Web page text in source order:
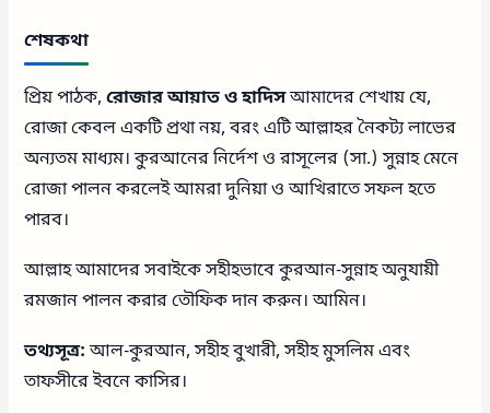
শেষকথা
প্রিয় পাঠক,রোজার আয়াত ও হাদিসআমাদের শেখায় যে,
রোজা কেবল একটি প্রথা নয়, বরং এটি আল্লাহর নৈকট্য লাভের
অন্যতম মাধ্যম। কুরআনের নির্দেশ ও রাসূলের (সা.) সুন্নাহ মেনে
রোজা পালন করলেই আমরা দুনিয়া ও আখিরাতে সফল হতে
পারব।
আল্লাহ আমাদের সবাইকে সহীহভাবে কুরআন-সুন্নাহ অনুযায়ী
রমজান পালন করার তৌফিক দান করুন। আমিন।
তথ্যসূত্র:আল-কুরআন, সহীহ বুখারী, সহীহ মুসলিম এবং
তাফসীরে ইবনে কাসির।